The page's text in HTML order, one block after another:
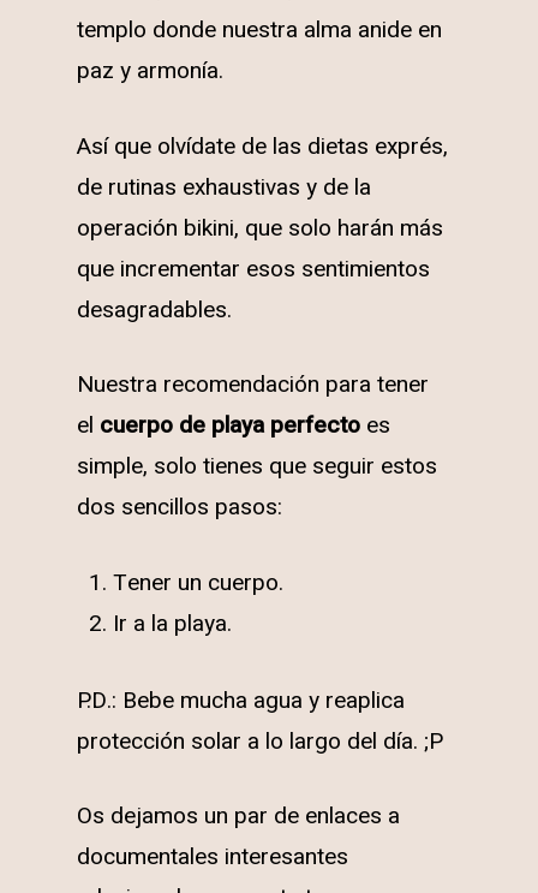
templo donde nuestra alma anide en
paz y armonía.
Así que olvídate de las dietas exprés,
de rutinas exhaustivas y de la
operación bikini, que solo harán más
que incrementar esos sentimientos
desagradables.
Nuestra recomendación para tener
el cuerpo de playa perfecto es
simple, solo tienes que seguir estos
dos sencillos pasos:
Tener un cuerpo.
Ir a la playa.
P.D.: Bebe mucha agua y reaplica
protección solar a lo largo del día. ;P
Os dejamos un par de enlaces a
documentales interesantes